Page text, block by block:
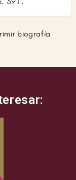
biografía